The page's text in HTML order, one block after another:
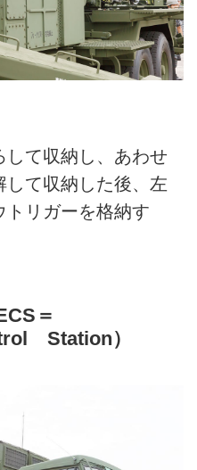
て収納し、あわせ
して収納した後、左
トリガーを格納す
＝
Station）